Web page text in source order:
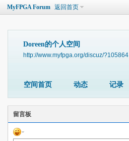
MyFPGA Forum 返回首页
Doreen的个人空间
http://www.myfpga.org/discuz/?105864
空间首页 动态 记录
留言板